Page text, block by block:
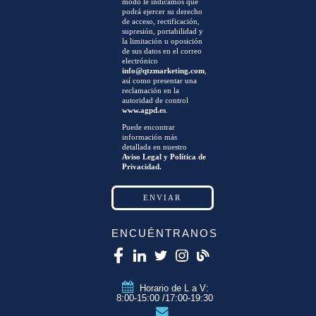
podrá ejercer su derecho
de acceso, rectificación,
supresión, portabilidad y
la limitación u oposición
de sus datos en el correo
electrónico
info@qtzmarketing.com,
así como presentar una
reclamación en la
autoridad de control
www.agpd.es.
Puede encontrar
información más
detallada en nuestro
Aviso Legal y Política de
Privacidad.
ENCUÉNTRANOS
Horario de L a V:
8:00-15:00 /17:00-19:30